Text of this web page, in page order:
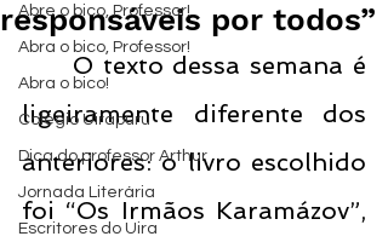
Abre o bico, Professor!
Abra o bico, Professor!
Abra o bico!
Colégio Uirapuru
Dica do professor Arthur
Jornada Literária
Escritores do Uira
responsáveis por todos”
O texto dessa semana é
ligeiramente diferente dos
anteriores: o livro escolhido
foi “Os Irmãos Karamázov”,